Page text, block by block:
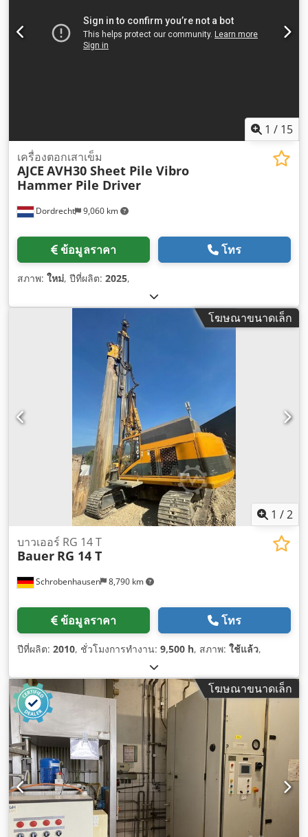
1 / 15
Dordrecht 9,060 km
เครื่องตอกเสาเข็ม
AJCE AVH30 Sheet Pile Vibro
Hammer Pile Driver
ข้อมูลราคา โทร
สภาพ: ใหม่, ปีที่ผลิต: 2025,
โฆษณาขนาดเล็ก
1 /2
Schrobenhausen 8,790 km
บาวเออร์ RG 14 T
Bauer RG 14 T
ข้อมูลราคา โทร
ปีที่ผลิต: 2010, ชั่วโมงการทำงาน: 9,500 h, สภาพ: ใช้แล้ว,
โฆษณาขนาดเล็ก